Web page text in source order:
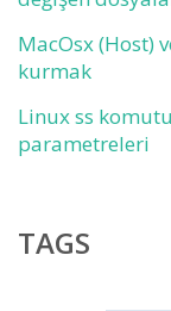
MacOsx (Host)
kurmak
Linux ss
parametreleri
TAGS